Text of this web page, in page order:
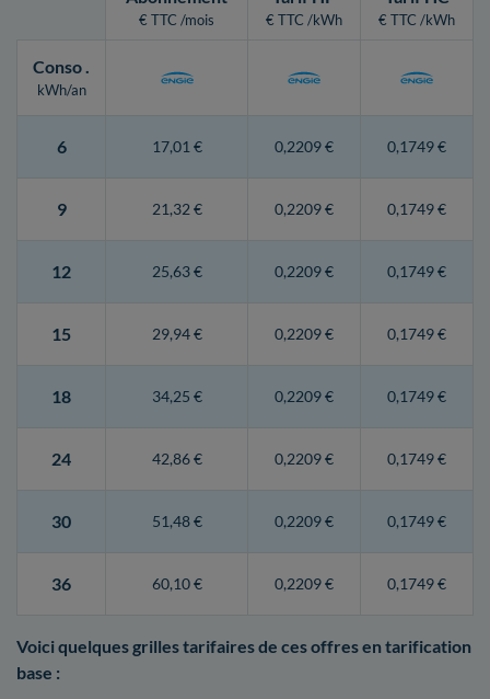
€ TTC /mois € TTC /kWh € TTC /kWh
Conso.
kWh/an
6 17,01 € 0,2209 € 0,1749 €
9 21,32 € 0,2209 € 0,1749 €
12 25,63 € 0,2209 € 0,1749 €
15 29,94 € 0,2209 € 0,1749 €
18 34,25 € 0,2209 € 0,1749 €
24 42,86 € 0,2209 € 0,1749 €
30 51,48 € 0,2209 € 0,1749 €
36 60,10 € 0,2209 € 0,1749 €
Voici quelques grilles tarifaires de ces offres en tarification
base :